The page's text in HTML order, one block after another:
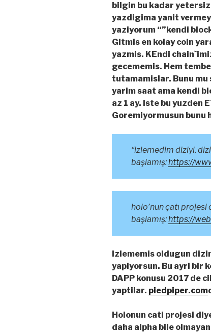
bilgin bu kadar
yazdigima yanit
yaziyorum “”kendi
Gitmis en kolay coin
yazmis. KEndi
gecememis. Hem
tutamamislar. Bunu mu
yarim saat ama kendi
az 1 ay. Iste bu yuzden
Goremiyormusun bunu
“izlemedim diziyi. dizi
başlamış:https://
holo’nun çatı projesi
başlamış:https://
Izlememis oldugun
yapiyorsun. Bu ayri bir
DAPP konusu 2017 de
yaptilar. piedpiper.com
Holonun cati projesi
daha alpha bile